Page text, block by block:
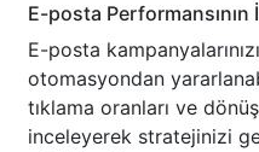
E-posta Performansının
E-posta
otomasyondan
tıklama oranları ve
inceleyerek stratejinizi